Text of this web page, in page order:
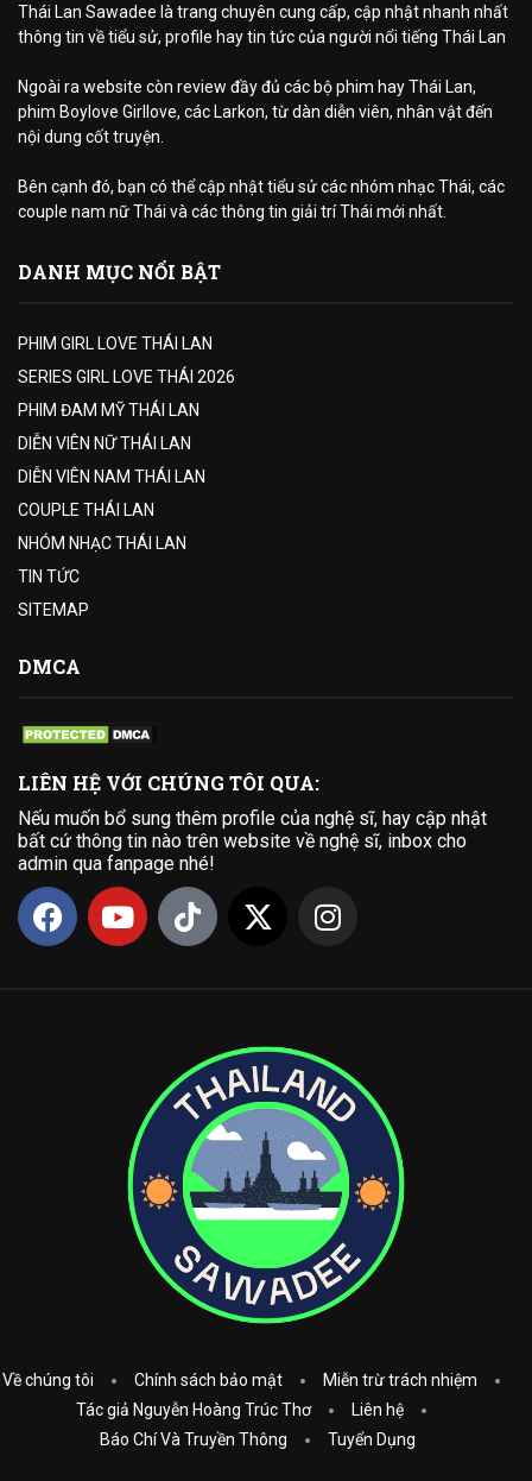
Thái Lan Sawadee là trang chuyên cung cấp, cập nhật nhanh nhất
thông tin về tiểu sử, profile hay tin tức của người nổi tiếng Thái Lan
Ngoài ra website còn review đầy đủ các bộ phim hay Thái Lan,
phim Boylove Girllove, các Larkon, từ dàn diễn viên, nhân vật đến
nội dung cốt truyện.
Bên cạnh đó, bạn có thể cập nhật tiểu sử các nhóm nhạc Thái, các
couple nam nữ Thái và các thông tin giải trí Thái mới nhất.
DANH MỤC NỔI BẬT
PHIM GIRL LOVE THÁI LAN
SERIES GIRL LOVE THÁI 2026
PHIM ĐAM MỸ THÁI LAN
DIỄN VIÊN NỮ THÁI LAN
DIỄN VIÊN NAM THÁI LAN
COUPLE THÁI LAN
NHÓM NHẠC THÁI LAN
TIN TỨC
SITEMAP
DMCA
LIÊN HỆ VỚI CHÚNG TÔI QUA:
Nếu muốn bổ sung thêm profile của nghệ sĩ, hay cập nhật
bất cứ thông tin nào trên website về nghệ sĩ, inbox cho
admin qua fanpage nhé!
Về chúng tôi Chính sách bảo mật
Miễn trừ trách nhiệm
Tác giả Nguyễn Hoàng Trúc Thơ
Liên hệ
Báo Chí Và Truyền Thông
Tuyển Dụng